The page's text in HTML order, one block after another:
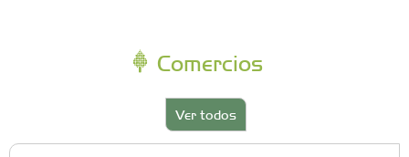
Comercios
Ver todos